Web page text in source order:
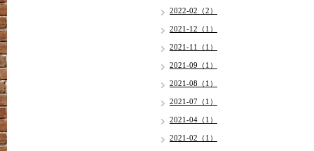
2022-02（2）
2021-12（1）
2021-11（1）
2021-09（1）
2021-08（1）
2021-07（1）
2021-04（1）
2021-02（1）